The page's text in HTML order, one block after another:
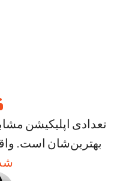
تعدادی اپلیکیشن
بهترین‌شان است.